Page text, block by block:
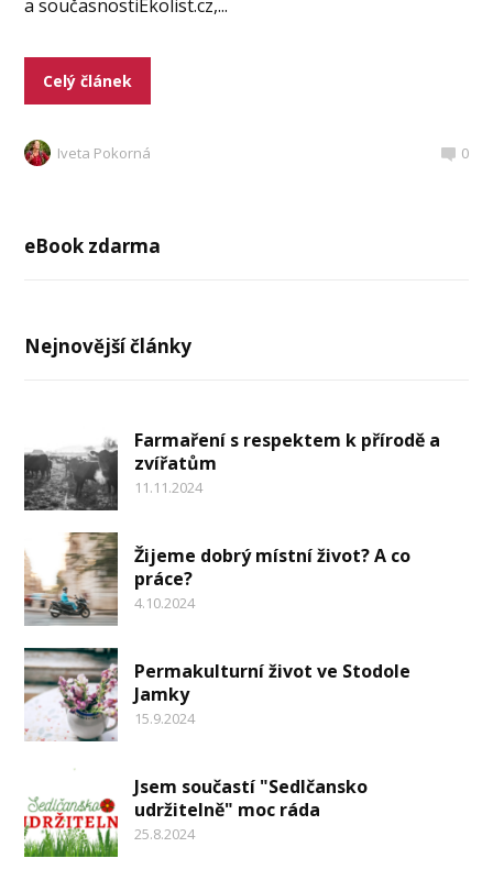
a současnostiEkolist.cz,...
Celý článek
Iveta Pokorná 0
eBook zdarma
Nejnovější články
Farmaření s respektem k přírodě a
zvířatům
11.11.2024
Žijeme dobrý místní život? A co
práce?
4.10.2024
Permakulturní život ve Stodole
Jamky
15.9.2024
Jsem součastí "Sedlčansko
udržitelně" moc ráda
25.8.2024